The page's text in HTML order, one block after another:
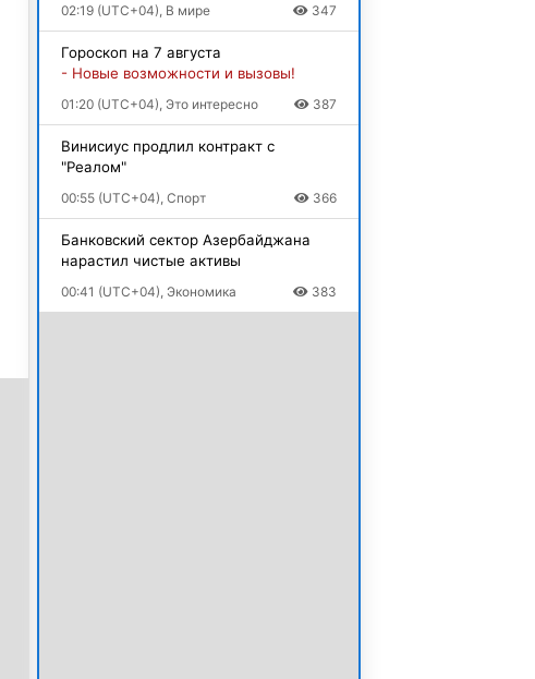
02:19 (UTC+04), В мире 347
Гороскоп на 7 августа
- Новые возможности и вызовы!
01:20 (UTC+04), Это интересно 387
Винисиус продлил контракт с
"Реалом"
00:55 (UTC+04), Спорт 366
Банковский сектор Азербайджана
нарастил чистые активы
00:41 (UTC+04), Экономика 383